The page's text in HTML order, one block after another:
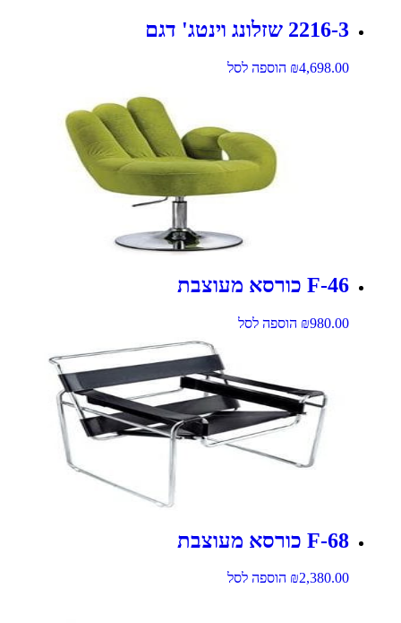
2216-3 שזלונג וינטג' דגם
₪4,698.00 הוספה לסל
F-46 כורסא מעוצבת
₪980.00 הוספה לסל
F-68 כורסא מעוצבת
₪2,380.00 הוספה לסל